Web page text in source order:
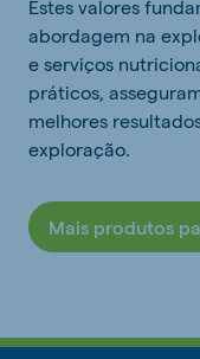
Estes valores
abordagem na
e serviços
práticos,
melhores
exploração.
Mais produtos